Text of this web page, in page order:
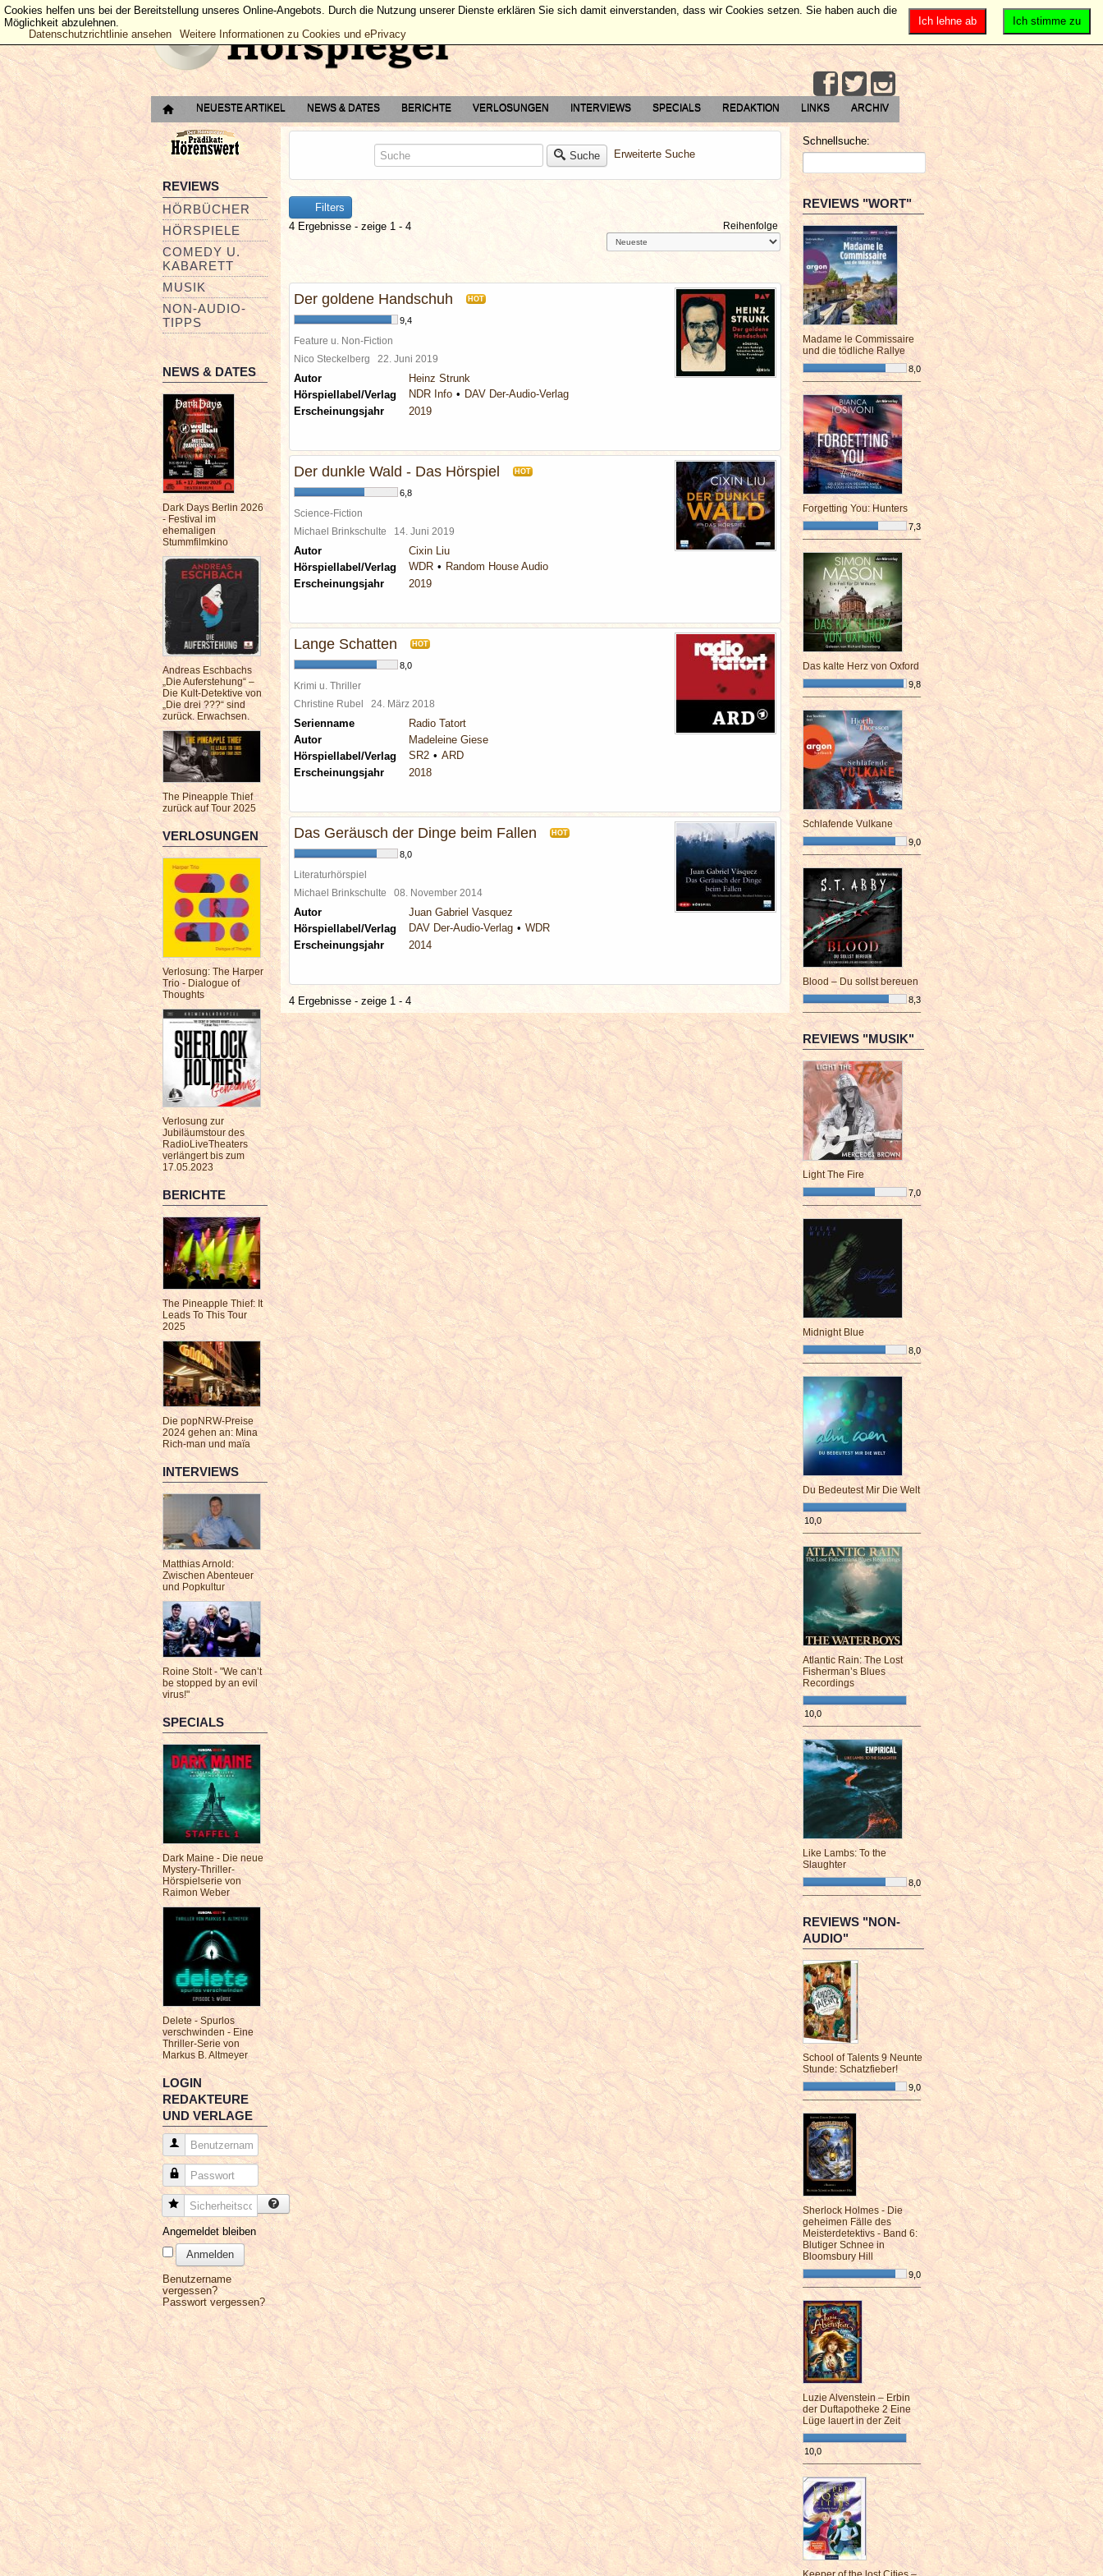
NEUESTE ARTIKEL NEWS & DATES BERICHTE VERLOSUNGEN INTERVIEWS SPECIALS REDAKTION LINKS ARCHIV
REVIEWS
HÖRBÜCHER
HÖRSPIELE
COMEDY U.
KABARETT
MUSIK
NON-AUDIO-
TIPPS
NEWS & DATES
Dark Days Berlin 2026
- Festival im
ehemaligen
Stummfilmkino
Andreas Eschbachs
„Die Auferstehung“ –
Die Kult-Detektive von
„Die drei ???“ sind
zurück. Erwachsen.
The Pineapple Thief
zurück auf Tour 2025
VERLOSUNGEN
Verlosung: The Harper
Trio - Dialogue of
Thoughts
Verlosung zur
Jubiläumstour des
RadioLiveTheaters
verlängert bis zum
17.05.2023
BERICHTE
The Pineapple Thief: It
Leads To This Tour
2025
Die popNRW-Preise
2024 gehen an: Mina
Rich-man und maïa
INTERVIEWS
Matthias Arnold:
Zwischen Abenteuer
und Popkultur
Roine Stolt - "We can’t
be stopped by an evil
virus!"
SPECIALS
Dark Maine - Die neue
Mystery-Thriller-
Hörspielserie von
Raimon Weber
Delete - Spurlos
verschwinden - Eine
Thriller-Serie von
Markus B. Altmeyer
LOGIN
REDAKTEURE
UND VERLAGE
Benutzername
Passwort
Sicherheitscode
Angemeldet bleiben
Anmelden
Benutzername
vergessen?
Passwort vergessen?
Suche Erweiterte Suche
Filters
4 Ergebnisse - zeige 1 - 4
Reihenfolge
Der goldene Handschuh HOT
9,4
Feature u. Non-Fiction
Nico Steckelberg 22. Juni 2019
Autor
Heinz Strunk
Hörspiellabel/Verlag
NDR Info
DAV Der-Audio-Verlag
Erscheinungsjahr
2019
Der dunkle Wald - Das Hörspiel HOT
6,8
Science-Fiction
Michael Brinkschulte 14. Juni 2019
Autor
Cixin Liu
Hörspiellabel/Verlag
WDR
Random House Audio
Erscheinungsjahr
2019
Lange Schatten HOT
8,0
Krimi u. Thriller
Christine Rubel 24. März 2018
Serienname
Radio Tatort
Autor
Madeleine Giese
Hörspiellabel/Verlag
SR2
ARD
Erscheinungsjahr
2018
Das Geräusch der Dinge beim Fallen HOT
8,0
Literaturhörspiel
Michael Brinkschulte 08. November 2014
Autor
Juan Gabriel Vasquez
Hörspiellabel/Verlag
DAV Der-Audio-Verlag
WDR
Erscheinungsjahr
2014
4 Ergebnisse - zeige 1 - 4
Schnellsuche:
REVIEWS "WORT"
Madame le Commissaire
und die tödliche Rallye
8,0
¯¯¯¯¯¯¯¯¯¯¯¯¯¯¯¯¯¯¯¯¯¯¯¯
Forgetting You: Hunters
7,3
¯¯¯¯¯¯¯¯¯¯¯¯¯¯¯¯¯¯¯¯¯¯¯¯
Das kalte Herz von Oxford
9,8
¯¯¯¯¯¯¯¯¯¯¯¯¯¯¯¯¯¯¯¯¯¯¯¯
Schlafende Vulkane
9,0
¯¯¯¯¯¯¯¯¯¯¯¯¯¯¯¯¯¯¯¯¯¯¯¯
Blood – Du sollst bereuen
8,3
¯¯¯¯¯¯¯¯¯¯¯¯¯¯¯¯¯¯¯¯¯¯¯¯
REVIEWS "MUSIK"
Light The Fire
7,0
¯¯¯¯¯¯¯¯¯¯¯¯¯¯¯¯¯¯¯¯¯¯¯¯
Midnight Blue
8,0
¯¯¯¯¯¯¯¯¯¯¯¯¯¯¯¯¯¯¯¯¯¯¯¯
Du Bedeutest Mir Die Welt
10,0
¯¯¯¯¯¯¯¯¯¯¯¯¯¯¯¯¯¯¯¯¯¯¯¯
Atlantic Rain: The Lost
Fisherman’s Blues
Recordings
10,0
¯¯¯¯¯¯¯¯¯¯¯¯¯¯¯¯¯¯¯¯¯¯¯¯
Like Lambs: To the
Slaughter
8,0
¯¯¯¯¯¯¯¯¯¯¯¯¯¯¯¯¯¯¯¯¯¯¯¯
REVIEWS "NON-
AUDIO"
School of Talents 9 Neunte
Stunde: Schatzfieber!
9,0
¯¯¯¯¯¯¯¯¯¯¯¯¯¯¯¯¯¯¯¯¯¯¯¯
Sherlock Holmes - Die
geheimen Fälle des
Meisterdetektivs - Band 6:
Blutiger Schnee in
Bloomsbury Hill
9,0
¯¯¯¯¯¯¯¯¯¯¯¯¯¯¯¯¯¯¯¯¯¯¯¯
Luzie Alvenstein – Erbin
der Duftapotheke 2 Eine
Lüge lauert in der Zeit
10,0
¯¯¯¯¯¯¯¯¯¯¯¯¯¯¯¯¯¯¯¯¯¯¯¯
Ich stimme zu
Ich lehne ab
Cookies helfen uns bei der Bereitstellung unseres Online-Angebots. Durch die Nutzung unserer Dienste erklären Sie sich damit einverstanden, dass wir Cookies setzen. Sie haben auch die
Möglichkeit abzulehnen.
Datenschutzrichtlinie ansehen
Weitere Informationen zu Cookies und ePrivacy